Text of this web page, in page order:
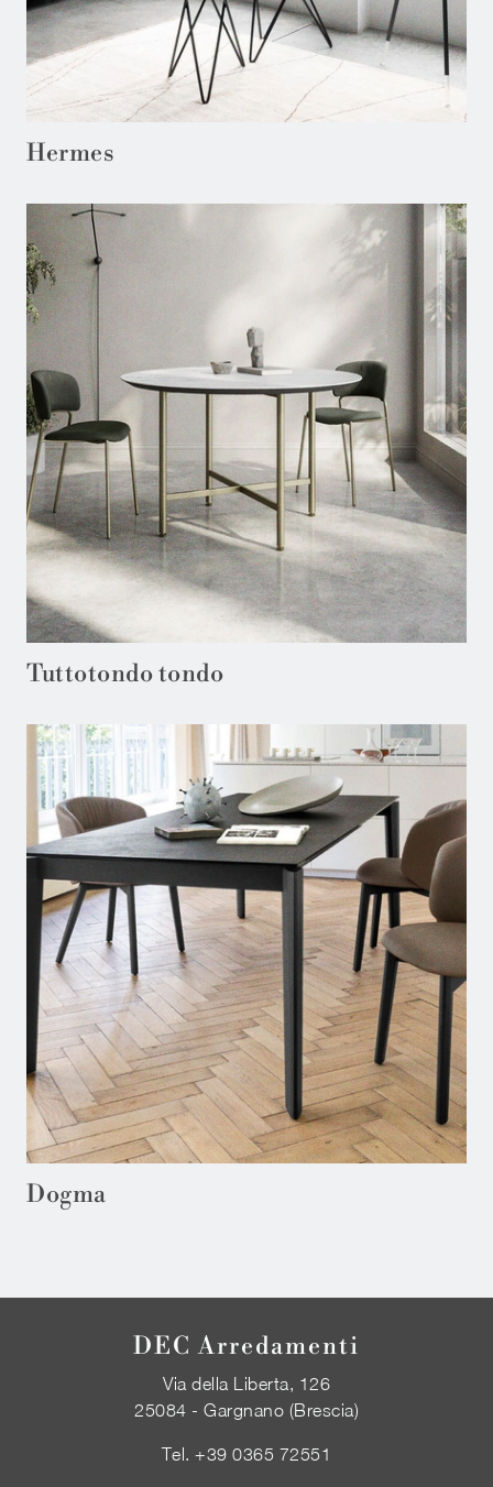
Hermes
Tuttotondo tondo
Dogma
DEC Arredamenti
Via della Liberta, 126
25084 - Gargnano (Brescia)
Tel.+39 0365 72551